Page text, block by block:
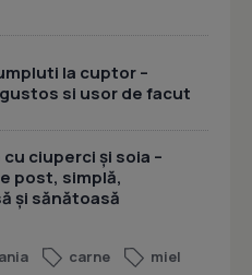
la cuptor –
si usor de facut
ciuperci și soia –
post, simplă,
și sănătoasă
carne
miel